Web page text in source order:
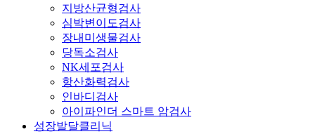
지방산균형검사
심박변이도검사
장내미생물검사
당독소검사
NK세포검사
항산화력검사
인바디검사
아이파인더 스마트 암검사
성장발달클리닉